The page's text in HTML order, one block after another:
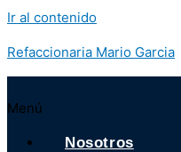
Ir al contenido
Refaccionaria Mario Garcia
Menú
Nosotros